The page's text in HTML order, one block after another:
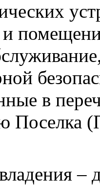
в
Поселка
–